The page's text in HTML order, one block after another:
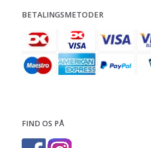
BETALINGSMETODER
FIND OS PÅ